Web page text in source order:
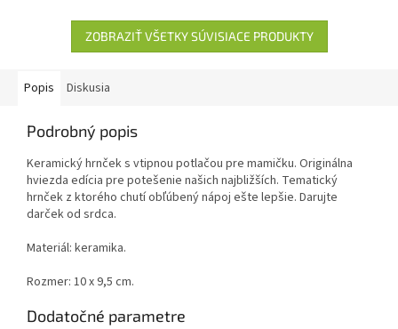
hviezdičiek.
ZOBRAZIŤ VŠETKY SÚVISIACE PRODUKTY
Popis Diskusia
Podrobný popis
Keramický hrnček s vtipnou potlačou pre mamičku. Originálna
hviezda edícia pre potešenie našich najbližších. Tematický
hrnček z ktorého chutí obľúbený nápoj ešte lepšie. Darujte
darček od srdca.
Materiál: keramika.
Rozmer: 10 x 9,5 cm.
Dodatočné parametre